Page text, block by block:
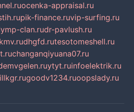
ocenka-appraisal.ru
pik-finance.ruvip-surfing.ru
clan.rudr-pavlush.ru
dhgfd.rutesotomeshell.ru
changanqiyuana07.ru
ytyt.ruinfoelektrik.ru
goodv1234.ruoopslady.ru